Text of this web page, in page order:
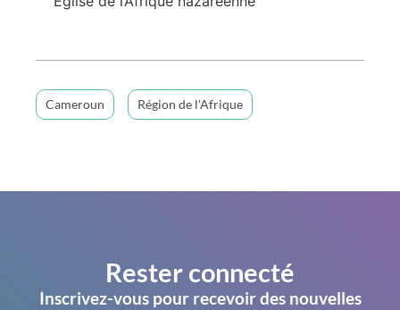
Cameroun Région de l'Afrique
Rester connecté
Inscrivez-vous pour recevoir des nouvelles